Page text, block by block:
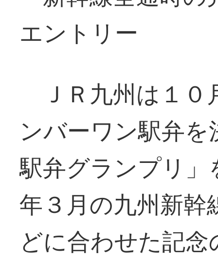
エントリー
ＪＲ九州は１０
ンバーワン駅弁
駅弁グランプリ
年３月の九州新幹
どに合わせた記